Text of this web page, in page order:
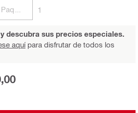
1
descubra sus precios especiales.
aquípara disfrutar de todos los